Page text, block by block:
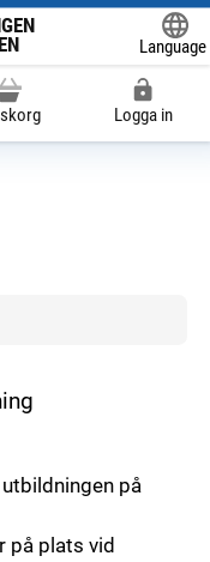
Language
Logga in
på
på plats vid